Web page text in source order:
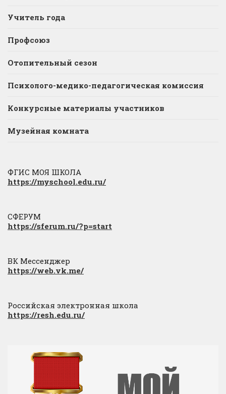
Учитель года
Профсоюз
Отопительный сезон
Психолого-медико-педагогическая комиссия
Конкурсные материалы участников
Музейная комната
ФГИС МОЯ ШКОЛА
https://myschool.edu.ru/
СФЕРУМ
https://sferum.ru/?p=start
ВК Мессенджер
https://web.vk.me/
Российская электронная школа
https://resh.edu.ru/